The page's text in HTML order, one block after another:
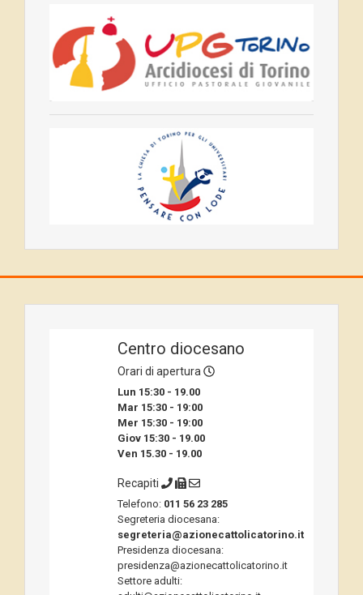
Centro diocesano
Orari di apertura
Lun 15:30 - 19.00
Mar 15:30 - 19:00
Mer 15:30 - 19:00
Giov 15:30 - 19.00
Ven 15.30 - 19.00
Recapiti
Telefono: 011 56 23 285
Segreteria diocesana:
segreteria@azionecattolicatorino.it
Presidenza diocesana:
presidenza@azionecattolicatorino.it
Settore adulti: